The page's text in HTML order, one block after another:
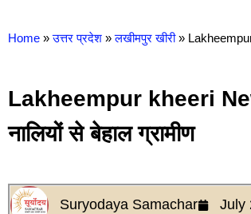
Home » उत्तर प्रदेश » लखीमपुर खीरी »
Lakheempur kheeri
नालियों से बेहाल ग्रामीण
Suryodaya Samachar July